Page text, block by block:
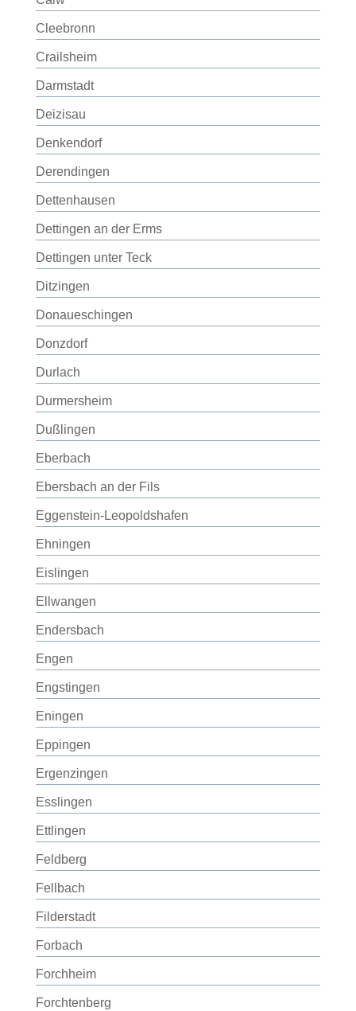
Cleebronn
Crailsheim
Darmstadt
Deizisau
Denkendorf
Derendingen
Dettenhausen
Dettingen an der Erms
Dettingen unter Teck
Ditzingen
Donaueschingen
Donzdorf
Durlach
Durmersheim
Dußlingen
Eberbach
Ebersbach an der Fils
Eggenstein-Leopoldshafen
Ehningen
Eislingen
Ellwangen
Endersbach
Engen
Engstingen
Eningen
Eppingen
Ergenzingen
Esslingen
Ettlingen
Feldberg
Fellbach
Filderstadt
Forbach
Forchheim
Forchtenberg